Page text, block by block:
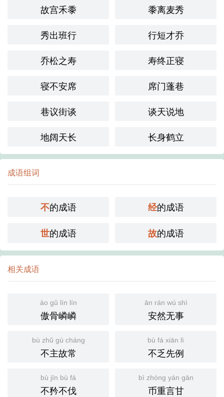
故宫禾黍
黍离麦秀
秀出班行
行短才乔
乔松之寿
寿终正寝
寝不安席
席门蓬巷
巷议街谈
谈天说地
地阔天长
长身鹤立
成语组词
不的成语 经的成语
世的成语 故的成语
相关成语
ào gǔ lín lín
傲骨嶙嶙
ān rán wú shì
安然无事
bù zhǔ gù cháng
不主故常
bù fá xiān lì
不乏先例
bù jīn bù fá
不矜不伐
bì zhòng yán gān
币重言甘